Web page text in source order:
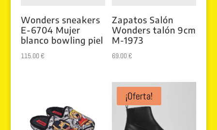
Wonders sneakers
E-6704 Mujer
blanco bowling piel
115.00€
Zapatos Salón
Wonders talón 9cm
M-1973
69.00€
¡Oferta!